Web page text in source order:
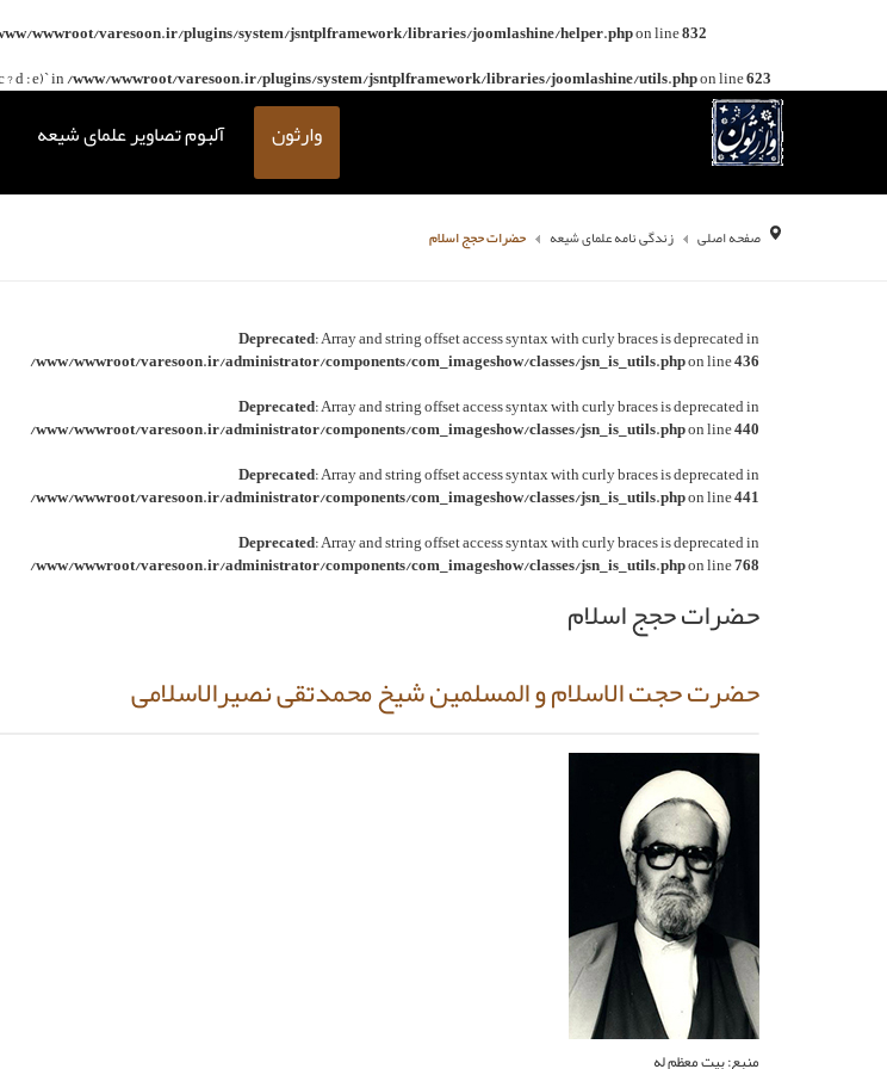
wwwroot/varesoon.ir/plugins/system/jsntplframework/libraries/joomlashine/helper.phpon line832
d : e)` in/www/wwwroot/varesoon.ir/plugins/system/jsntplframework/libraries/joomlashine/utils.phpon line623
وارثون آلبوم تصاویر علمای شیعه
صفحه اصلی زندگی نامه علمای شیعه حضرات حجج اسلام
Deprecated: Array and string offset access syntax with curly braces is deprecated in
/www/wwwroot/varesoon.ir/administrator/components/com_imageshow/classes/jsn_is_utils.phpon line436
Deprecated: Array and string offset access syntax with curly braces is deprecated in
/www/wwwroot/varesoon.ir/administrator/components/com_imageshow/classes/jsn_is_utils.phpon line440
Deprecated: Array and string offset access syntax with curly braces is deprecated in
/www/wwwroot/varesoon.ir/administrator/components/com_imageshow/classes/jsn_is_utils.phpon line441
Deprecated: Array and string offset access syntax with curly braces is deprecated in
/www/wwwroot/varesoon.ir/administrator/components/com_imageshow/classes/jsn_is_utils.phpon line768
حضرات حجج اسلام
حضرت حجت الاسلام و المسلمین شیخ محمدتقی نصیرالاسلامی
منبع: بیت معظم له